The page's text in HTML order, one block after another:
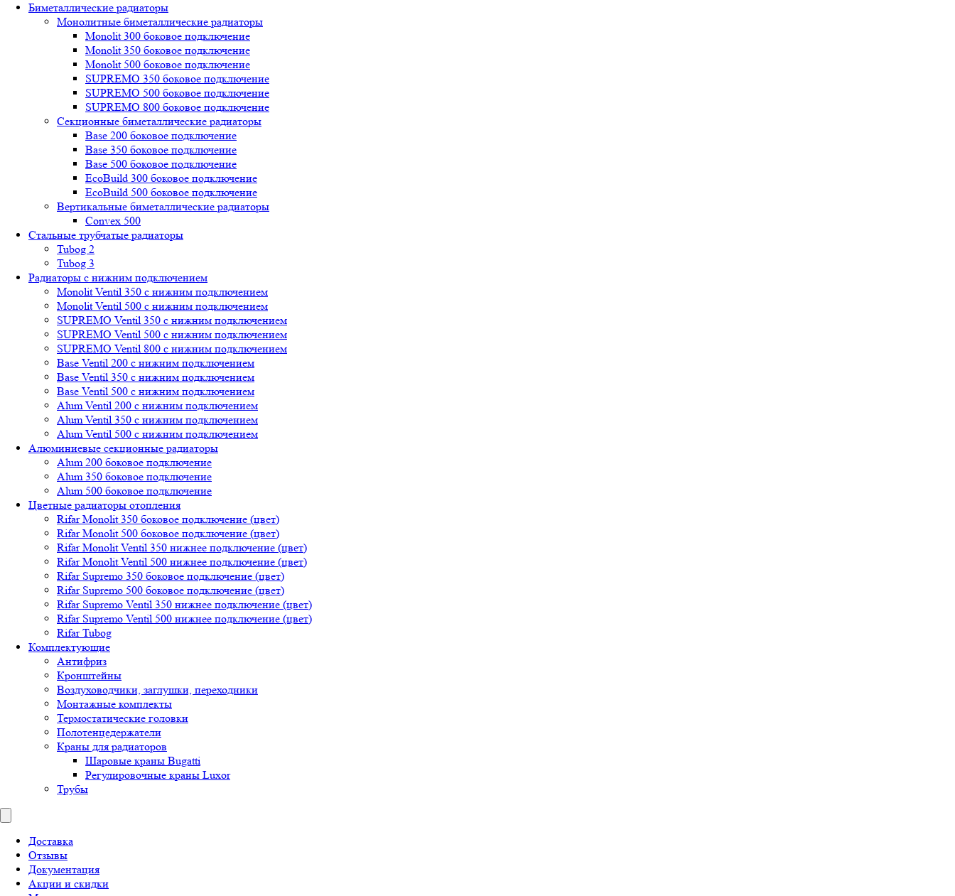
Биметаллические радиаторы
Монолитные биметаллические радиаторы
Mоnоlit 300 боковое подключение
Mоnоlit 350 боковое подключение
Mоnоlit 500 боковое подключение
SUРREMО 350 боковое подключение
SUРREMО 500 боковое подключение
SUРREMО 800 боковое подключение
Секционные биметаллические радиаторы
Base 200 боковое подключение
Base 350 боковое подключение
Base 500 боковое подключение
EcoBuild 300 боковое подключение
EcoBuild 500 боковое подключение
Вертикальные биметаллические радиаторы
Convex 500
Стальные трубчатые радиаторы
Tubog 2
Tubog 3
Радиаторы с нижним подключением
Monolit Ventil 350 с нижним подключением
Monolit Ventil 500 с нижним подключением
SUPREMO Ventil 350 с нижним подключением
SUPREMO Ventil 500 с нижним подключением
SUPREMO Ventil 800 с нижним подключением
Base Ventil 200 с нижним подключением
Base Ventil 350 с нижним подключением
Base Ventil 500 с нижним подключением
Alum Ventil 200 с нижним подключением
Alum Ventil 350 с нижним подключением
Alum Ventil 500 с нижним подключением
Алюминиевые секционные радиаторы
Alum 200 боковое подключение
Alum 350 боковое подключение
Alum 500 боковое подключение
Цветные радиаторы отопления
Rifar Monolit 350 боковое подключение (цвет)
Rifar Monolit 500 боковое подключение (цвет)
Rifar Monolit Ventil 350 нижнее подключение (цвет)
Rifar Monolit Ventil 500 нижнее подключение (цвет)
Rifar Supremo 350 боковое подключение (цвет)
Rifar Supremo 500 боковое подключение (цвет)
Rifar Supremo Ventil 350 нижнее подключение (цвет)
Rifar Supremo Ventil 500 нижнее подключение (цвет)
Rifar Tubog
Комплектующие
Антифриз
Кронштейны
Воздуховодчики, заглушки, переходники
Монтажные комплекты
Термостатические головки
Полотенцедержатели
Краны для радиаторов
Шаровые краны Bugatti
Регулировочные краны Luxor
Трубы
Доставка
Отзывы
Документация
Акции и скидки